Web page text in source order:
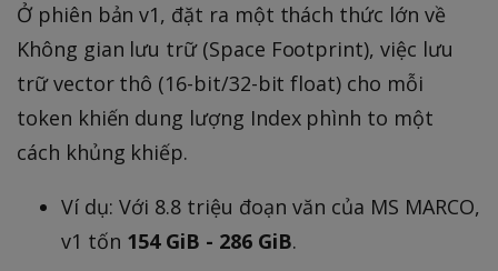
Ở phiên bản v1, đặt ra một thách thức lớn về
Không gian lưu trữ (Space Footprint), việc lưu
trữ vector thô (16-bit/32-bit float) cho mỗi
token khiến dung lượng Index phình to một
cách khủng khiếp.
Ví dụ: Với 8.8 triệu đoạn văn của MS MARCO,
v1 tốn 154 GiB - 286 GiB.